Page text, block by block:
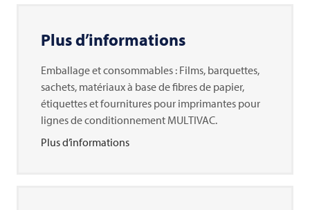
Plus d’informations
Emballage et consommables : Films, barquettes,
sachets, matériaux à base de fibres de papier,
étiquettes et fournitures pour imprimantes pour
lignes de conditionnement MULTIVAC.
Plus d’informations